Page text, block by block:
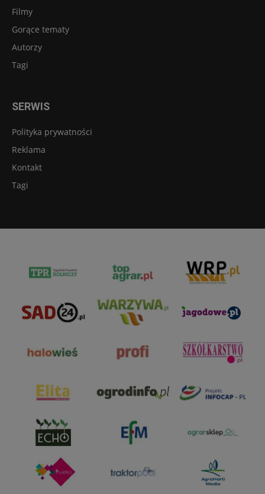
Filmy
Gorące tematy
Autorzy
Tagi
SERWIS
Polityka prywatności
Reklama
Kontakt
Tagi